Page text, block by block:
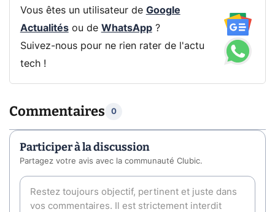
Vous êtes un utilisateur de Google
Actualitésou de WhatsApp?
Suivez-nous pour ne rien rater de l'actu
tech !
Commentaires 0
Participer à la discussion
Partagez votre avis avec la communauté Clubic.